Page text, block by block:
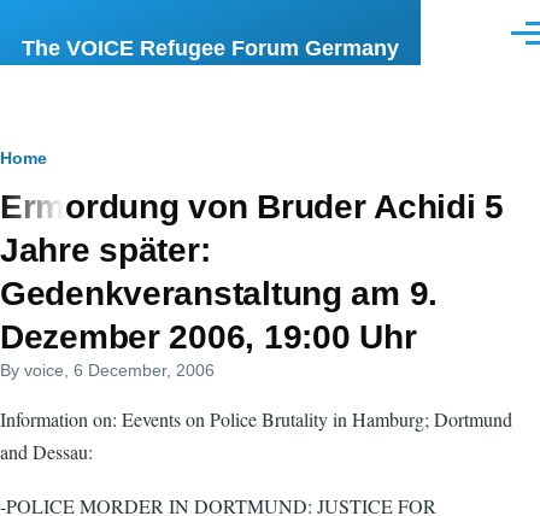
The VOICE Refugee Forum Germany
Breadcrumb
Home
Ermordung von Bruder Achidi 5
Jahre später:
Gedenkveranstaltung am 9.
Dezember 2006, 19:00 Uhr
By voice , 6 December, 2006
Information on: Eevents on Police Brutality in Hamburg; Dortmund
and Dessau:
-POLICE MORDER IN DORTMUND: JUSTICE FOR